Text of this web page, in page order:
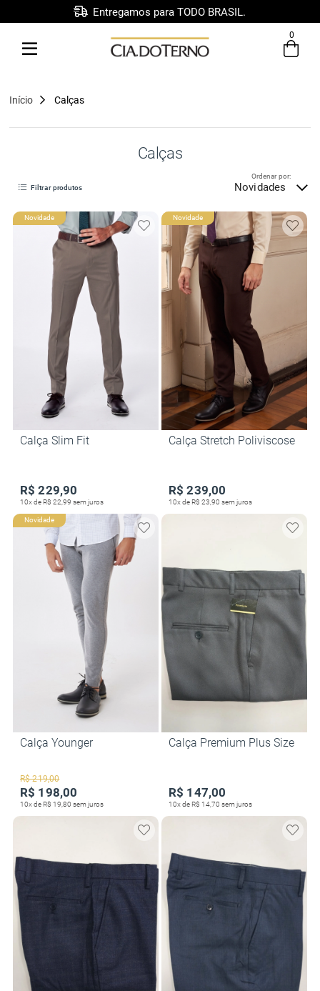
Entre com email ou cpf/cnpj
Entregamos para TODO BRASIL.
0
Início Calças
Calças
Filtrar produtos Novidades
Ordenar por:
Novidade
Calça Slim Fit
R$ 229,90
10x de R$ 22,99 sem juros
Novidade
Calça Stretch Poliviscose
R$ 239,00
10x de R$ 23,90 sem juros
Novidade
Calça Younger
R$ 219,00
R$ 198,00
10x de R$ 19,80 sem juros
Calça Premium Plus Size
R$ 147,00
10x de R$ 14,70 sem juros